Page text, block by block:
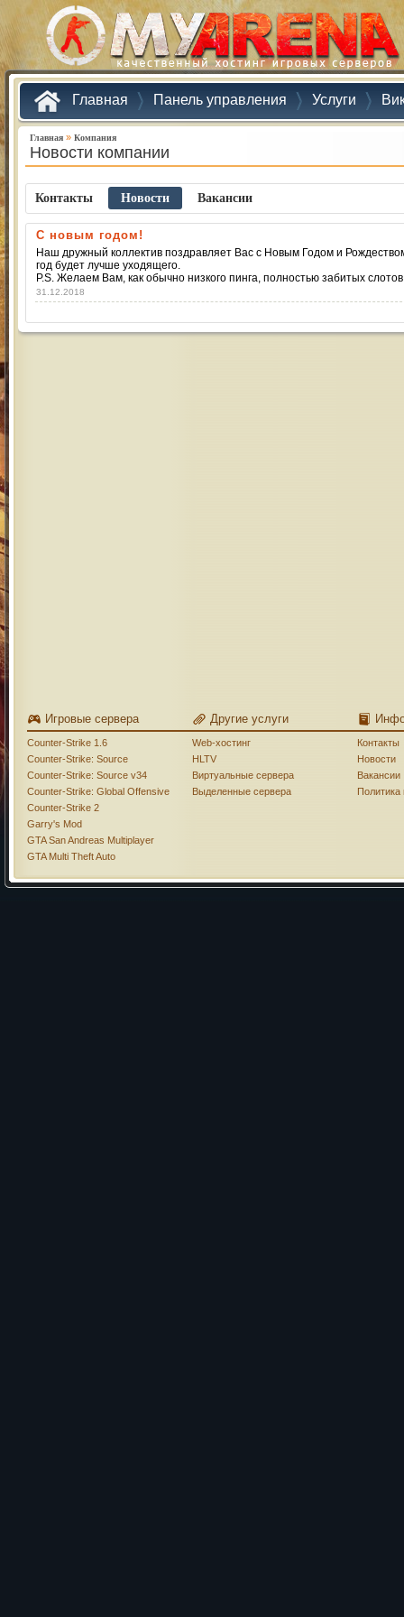
Главная Панель управления Услуги
Главная » Компания
Новости компании
Контакты Новости Ваканcии
С новым годом!
Наш дружный коллектив поздравляет Вас с Новым Годом и
год будет лучше уходящего.
P.S. Желаем Вам, как обычно низкого пинга, полностью забитых
31.12.2018
Игровые сервера
Counter-Strike 1.6
Counter-Strike: Source
Counter-Strike: Source v34
Counter-Strike: Global Offensive
Counter-Strike 2
Garry's Mod
GTA San Andreas Multiplayer
GTA Multi Theft Auto
Другие услуги
Web-хостинг
HLTV
Виртуальные сервера
Выделенные сервера
Контакты
Новости
Вакансии
Политика